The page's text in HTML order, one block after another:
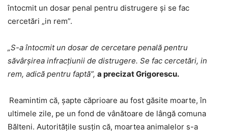
întocmit un dosar penal pentru distrugere și se fac
cercetări „in rem”.
„S-a întocmit un dosar de cercetare penală pentru
săvârşirea infracţiunii de distrugere. Se fac cercetări, in
rem, adică pentru faptă”, a precizat Grigorescu.
Reamintim că, șapte căprioare au fost găsite moarte, în
ultimele zile, pe un fond de vânătoare de lângă comuna
Bălteni. Autoritățile susțin că, moartea animalelor s-a